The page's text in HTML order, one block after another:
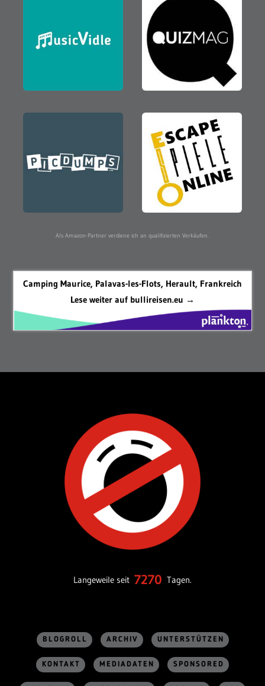
Als Amazon-Partner verdiene ich an qualifizierten Verkäufen.
Camping Maurice, Palavas-les-Flots, Herault, Frankreich
Lese weiter auf bullireisen.eu →
Langeweile seit 7270 Tagen.
BLOGROLL ARCHIV UNTERSTÜTZEN
KONTAKT MEDIADATEN SPONSORED